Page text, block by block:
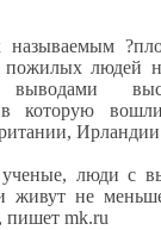
называемым
людей
выводами
в которую
люди с
живут не
пишет mk.ru